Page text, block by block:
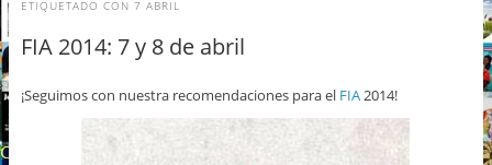
ETIQUETADO CON 7 ABRIL
FIA 2014: 7 y 8 de abril
¡Seguimos con nuestra recomendaciones para el FIA2014!